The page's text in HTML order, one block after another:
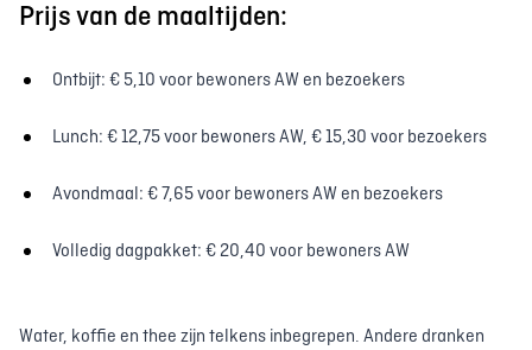
Prijs van de maaltijden:
Ontbijt: € 5,10 voor bewoners AW en bezoekers
Lunch: € 12,75 voor bewoners AW, € 15,30 voor bezoekers
Avondmaal: € 7,65 voor bewoners AW en bezoekers
Volledig dagpakket: € 20,40 voor bewoners AW
Water, koffie en thee zijn telkens inbegrepen. Andere dranken